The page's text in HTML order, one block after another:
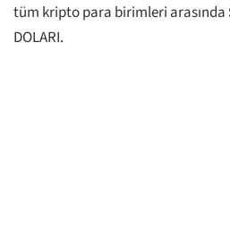
tüm kripto para birimleri arasında
DOLARI.